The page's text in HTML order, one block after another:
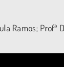
Ramos;